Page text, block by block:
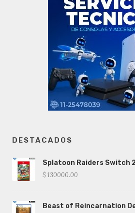
DESTACADOS
Splatoon Raiders Switch
$ 130000.00
Beast of Reincarnation